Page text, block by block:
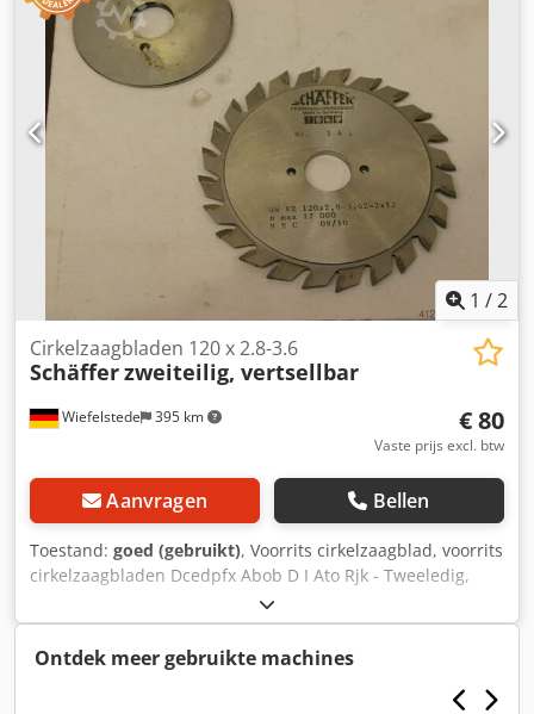
1 /2
Wiefelstede 395 km
Cirkelzaagbladen 120 x 2.8-3.6
Schäfferzweiteilig, vertsellbar
€ 80
Vaste prijs excl. btw
Aanvragen Bellen
Toestand: goed (gebruikt), Voorrits cirkelzaagblad, voorrits
cirkelzaagbladen Dcedpfx Abob D I Ato Rjk - Tweeledig,
verstelbaar: 120 x 2,8-3,6 mm - Voor het voorritsen van
plaatmaterialen, laminaten, ... - Met hardmetaal bezet -
Gewicht: 0,3 kg
Ontdek meer gebruikte machines